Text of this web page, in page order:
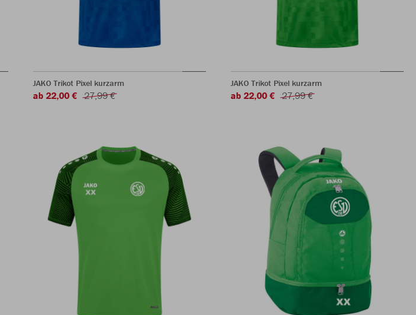
JAKO Trikot Pixel kurzarm
ab 22,00 € 27,99 €
JAKO Trikot Pixel kurzarm
ab 22,00 € 27,99 €